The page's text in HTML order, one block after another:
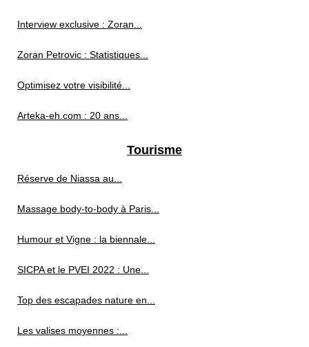
Interview exclusive : Zoran...
Zoran Petrovic : Statistiques...
Optimisez votre visibilité...
Arteka-eh.com : 20 ans...
Tourisme
Réserve de Niassa au...
Massage body-to-body à Paris...
Humour et Vigne : la biennale...
SICPA et le PVEI 2022 : Une...
Top des escapades nature en...
Les valises moyennes :...